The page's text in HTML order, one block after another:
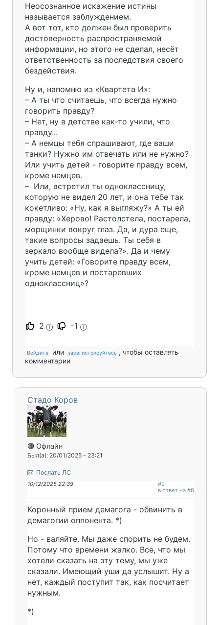
Неосознанное искажение истины
называется заблуждением.
А вот тот, кто должен был проверить
достоверность распространяемой
информации, но этого не сделал, несёт
ответственность за последствия своего
бездействия.
Ну и, напомню из «Квартета И»:
– А ты что считаешь, что всегда нужно
говорить правду?
– Нет, ну в детстве как-то учили, что
правду...
– А немцы тебя спрашивают, где ваши
танки? Нужно им отвечать или не нужно?
Или учить детей - говорите правду всем,
кроме немцев.
– Или, встретил ты одноклассницу,
которую не видел 20 лет, и она тебе так
кокетливо: «Ну, как я выгляжу?» А ты ей
правду: «Херово! Растолстела, постарела,
морщинки вокруг глаз. Да, и дура еще,
такие вопросы задаешь. Ты себя в
зеркало вообще видела?». Да и чему
учить детей: «Говорите правду всем,
кроме немцев и постаревших
одноклассниц»?
2 i -1 i
Войдите или зарегистрируйтесь , чтобы оставлять
комментарии
Стадо Коров
🔴 Офлайн
Был(а): 20/01/2025 - 23:21
Послать ЛС
10/12/2025 22:39
#9
в ответ на #8
Коронный прием демагога - обвинить в
демагогии оппонента. *)
Но - валяйте. Мы даже спорить не будем.
Потому что времени жалко. Все, что мы
хотели сказать на эту тему, мы уже
сказали. Имеющий уши да услышит. Ну а
нет, каждый поступит так, как посчитает
нужным.
*)